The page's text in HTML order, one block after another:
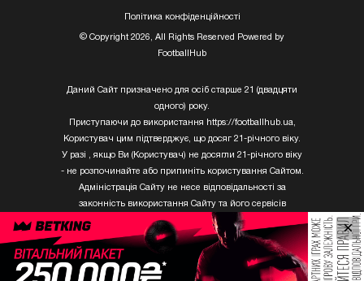
Полiтика конфiденцiйностi
© Copyright 2026, All Rights Reserved Powered by
FootballHub
Даний Сайт призначено для осіб старше 21 (двадцяти
одного) року.
Приступаючи до використання https://footballhub.ua,
Користувач цим підтверджує, що досяг 21-річного віку.
У разі , якщо Ви (Користувач) не досягли 21-річного віку
- не розпочинайте або припиніть користування Сайтом.
Адміністрація Сайту не несе відповідальності за
законність використання Сайту та його сервісів
Користувачем, який не досяг 21-річного віку.
Твори Getty Images, що розміщені на сайті, не можуть
бути використані третіми особами без письмового
×